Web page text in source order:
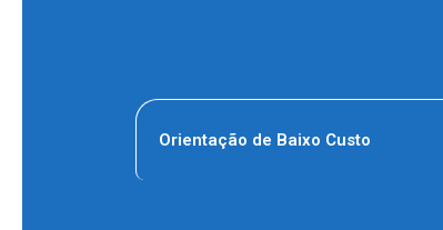
Orientação de Baixo Custo